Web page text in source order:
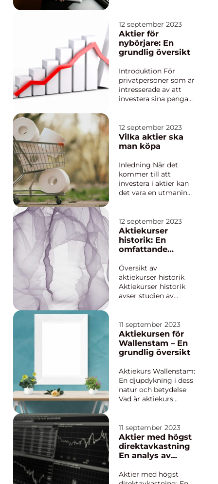
några av de upp...
12 september 2023
Aktier för
nybörjare: En
grundlig översikt
Introduktion För
privatpersoner som är
intresserade av att
investera sina pengar
lönsam möjlighet.
Men för nybörjare kan
aktiemarknaden
överväldigande. I
denna artikel kommer
vi att ge en
omfattande...
12 september 2023
Vilka aktier ska
man köpa
Inledning När det
kommer till att
investera i aktier kan
det vara en utmaning
finns dock flera
faktorer att ta hänsyn
till för att fatta
välgrundade beslut
rätt aktier. I den här
artike...
12 september 2023
Aktiekurser
historik: En
omfattande
Översikt av
aktiekurser historik
Aktiekurser historik
avser studien av
aktier på en börs.
Genom att analysera
historiska aktiekurser
kan investerare och
prognoser om
framtida prisrörelser
och värd...
11 september 2023
Aktiekursen för
Wallenstam – En
grundlig översikt
Aktiekurs Wallenstam:
En djupdykning i dess
natur och betydelse
Vad är aktiekurs
Wallenstam är ett
väsentligt mått på
värdet av företagets
aktier på börsen. Den
marknadens
uppfattning om
11 september 2023
Aktier med högst
direktavkastning
En analys av
eter
Aktier med högst